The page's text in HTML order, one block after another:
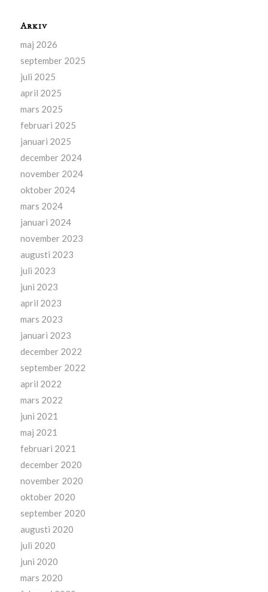
Arkiv
maj 2026
september 2025
juli 2025
april 2025
mars 2025
februari 2025
januari 2025
december 2024
november 2024
oktober 2024
mars 2024
januari 2024
november 2023
augusti 2023
juli 2023
juni 2023
april 2023
mars 2023
januari 2023
december 2022
september 2022
april 2022
mars 2022
juni 2021
maj 2021
februari 2021
december 2020
november 2020
oktober 2020
september 2020
augusti 2020
juli 2020
juni 2020
mars 2020